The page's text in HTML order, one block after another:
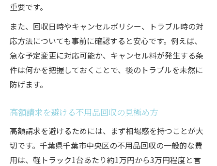
重要です。
また、回収日時やキャンセルポリシー、トラブル時の対
応方法についても事前に確認すると安心です。例えば、
急な予定変更に対応可能か、キャンセル料が発生する条
件は何かを把握しておくことで、後のトラブルを未然に
防げます。
高額請求を避ける不用品回収の見極め方
高額請求を避けるためには、まず相場感を持つことが大
切です。千葉県千葉市中央区の不用品回収の一般的な費
用は、軽トラック1台あたり約1万円から3万円程度と言